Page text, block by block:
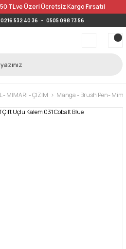
TL ve Üzeri Ücretsiz Kargo Fırsatı!
0216 532 40 36 - 0505 098 73 56
- MİMARİ - ÇİZİM Manga - Brush Pen-